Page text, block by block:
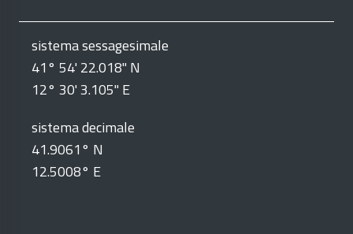
sistema sessagesimale
41° 54' 22.018" N
12° 30' 3.105" E
sistema decimale
41.9061° N
12.5008° E